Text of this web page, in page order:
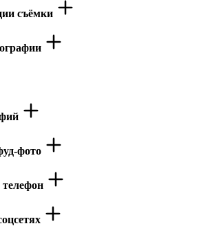
съёмки
фото